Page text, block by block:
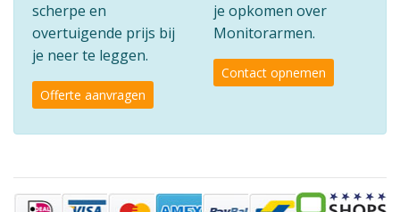
scherpe en
overtuigende prijs bij
je neer te leggen.
Offerte aanvragen
je opkomen over
Monitorarmen.
Contact opnemen